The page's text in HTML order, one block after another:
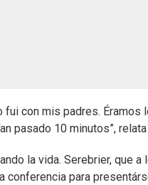
fui con mis padres.
pasado 10 minutos”,
la vida. Serebrier, que
conferencia para